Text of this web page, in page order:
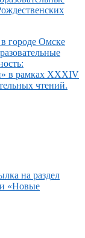
городе Омске
в рамках XXXIV
чтений.
на раздел
«Новые